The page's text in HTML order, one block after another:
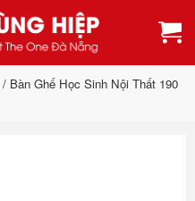
/ Bàn Ghế Học Sinh Nội Thất 190